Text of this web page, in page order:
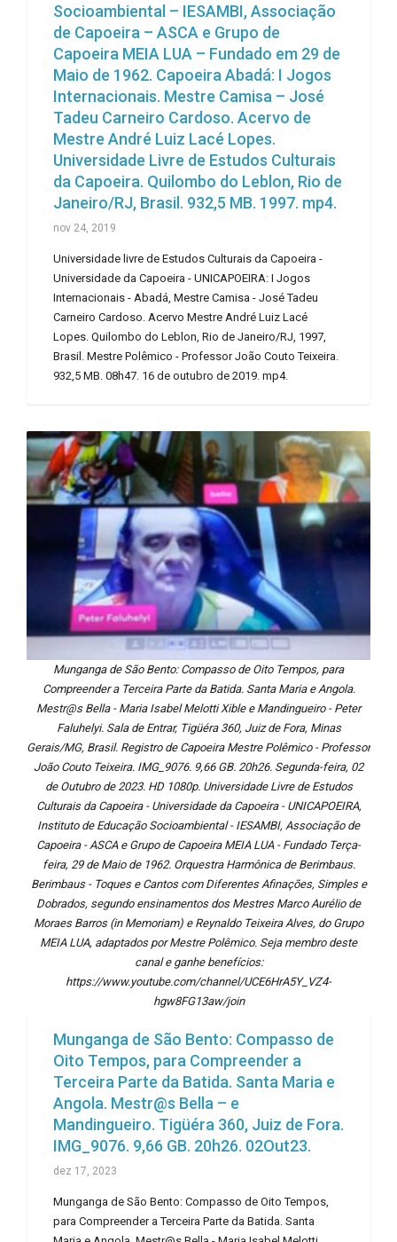
Socioambiental – IESAMBI, Associação
de Capoeira – ASCA e Grupo de
Capoeira MEIA LUA – Fundado em 29 de
Maio de 1962. Capoeira Abadá: I Jogos
Internacionais. Mestre Camisa – José
Tadeu Carneiro Cardoso. Acervo de
Mestre André Luiz Lacé Lopes.
Universidade Livre de Estudos Culturais
da Capoeira. Quilombo do Leblon, Rio de
Janeiro/RJ, Brasil. 932,5 MB. 1997. mp4.
nov 24, 2019
Universidade livre de Estudos Culturais da Capoeira -
Universidade da Capoeira - UNICAPOEIRA: I Jogos
Internacionais - Abadá, Mestre Camisa - José Tadeu
Carneiro Cardoso. Acervo Mestre André Luiz Lacé
Lopes. Quilombo do Leblon, Rio de Janeiro/RJ, 1997,
Brasil. Mestre Polêmico - Professor João Couto Teixeira.
932,5 MB. 08h47. 16 de outubro de 2019. mp4.
Munganga de São Bento: Compasso de Oito Tempos, para
Compreender a Terceira Parte da Batida. Santa Maria e Angola.
Mestr@s Bella - Maria Isabel Melotti Xible e Mandingueiro - Peter
Faluhelyi. Sala de Entrar, Tigüéra 360, Juiz de Fora, Minas
Gerais/MG, Brasil. Registro de Capoeira Mestre Polêmico - Professor
João Couto Teixeira. IMG_9076. 9,66 GB. 20h26. Segunda-feira, 02
de Outubro de 2023. HD 1080p. Universidade Livre de Estudos
Culturais da Capoeira - Universidade da Capoeira - UNICAPOEIRA,
Instituto de Educação Socioambiental - IESAMBI, Associação de
Capoeira - ASCA e Grupo de Capoeira MEIA LUA - Fundado Terça-
feira, 29 de Maio de 1962. Orquestra Harmônica de Berimbaus.
Berimbaus - Toques e Cantos com Diferentes Afinações, Simples e
Dobrados, segundo ensinamentos dos Mestres Marco Aurélio de
Moraes Barros (in Memoriam) e Reynaldo Teixeira Alves, do Grupo
MEIA LUA, adaptados por Mestre Polêmico. Seja membro deste
canal e ganhe benefícios:
https://www.youtube.com/channel/UCE6HrA5Y_VZ4-
hgw8FG13aw/join
Munganga de São Bento: Compasso de
Oito Tempos, para Compreender a
Terceira Parte da Batida. Santa Maria e
Angola. Mestr@s Bella – e
Mandingueiro. Tigüéra 360, Juiz de Fora.
IMG_9076. 9,66 GB. 20h26. 02Out23.
dez 17, 2023
Munganga de São Bento: Compasso de Oito Tempos,
para Compreender a Terceira Parte da Batida. Santa